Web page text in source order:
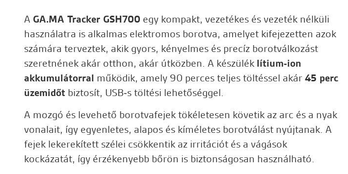
A GA.MA Tracker GSH700 egy kompakt, vezetékes és vezeték nélküli
használatra is alkalmas elektromos borotva, amelyet kifejezetten azok
számára terveztek, akik gyors, kényelmes és precíz borotválkozást
szeretnének akár otthon, akár útközben. A készülék lítium‑ion
akkumulátorral működik, amely 90 perces teljes töltéssel akár45 perc
üzemidőt biztosít, USB‑s töltési lehetőséggel.
A mozgó és levehető borotvafejek tökéletesen követik az arc és a nyak
vonalait, így egyenletes, alapos és kíméletes borotválást nyújtanak. A
fejek lekerekített szélei csökkentik az irritációt és a vágások
kockázatát, így érzékenyebb bőrön is biztonságosan használható.